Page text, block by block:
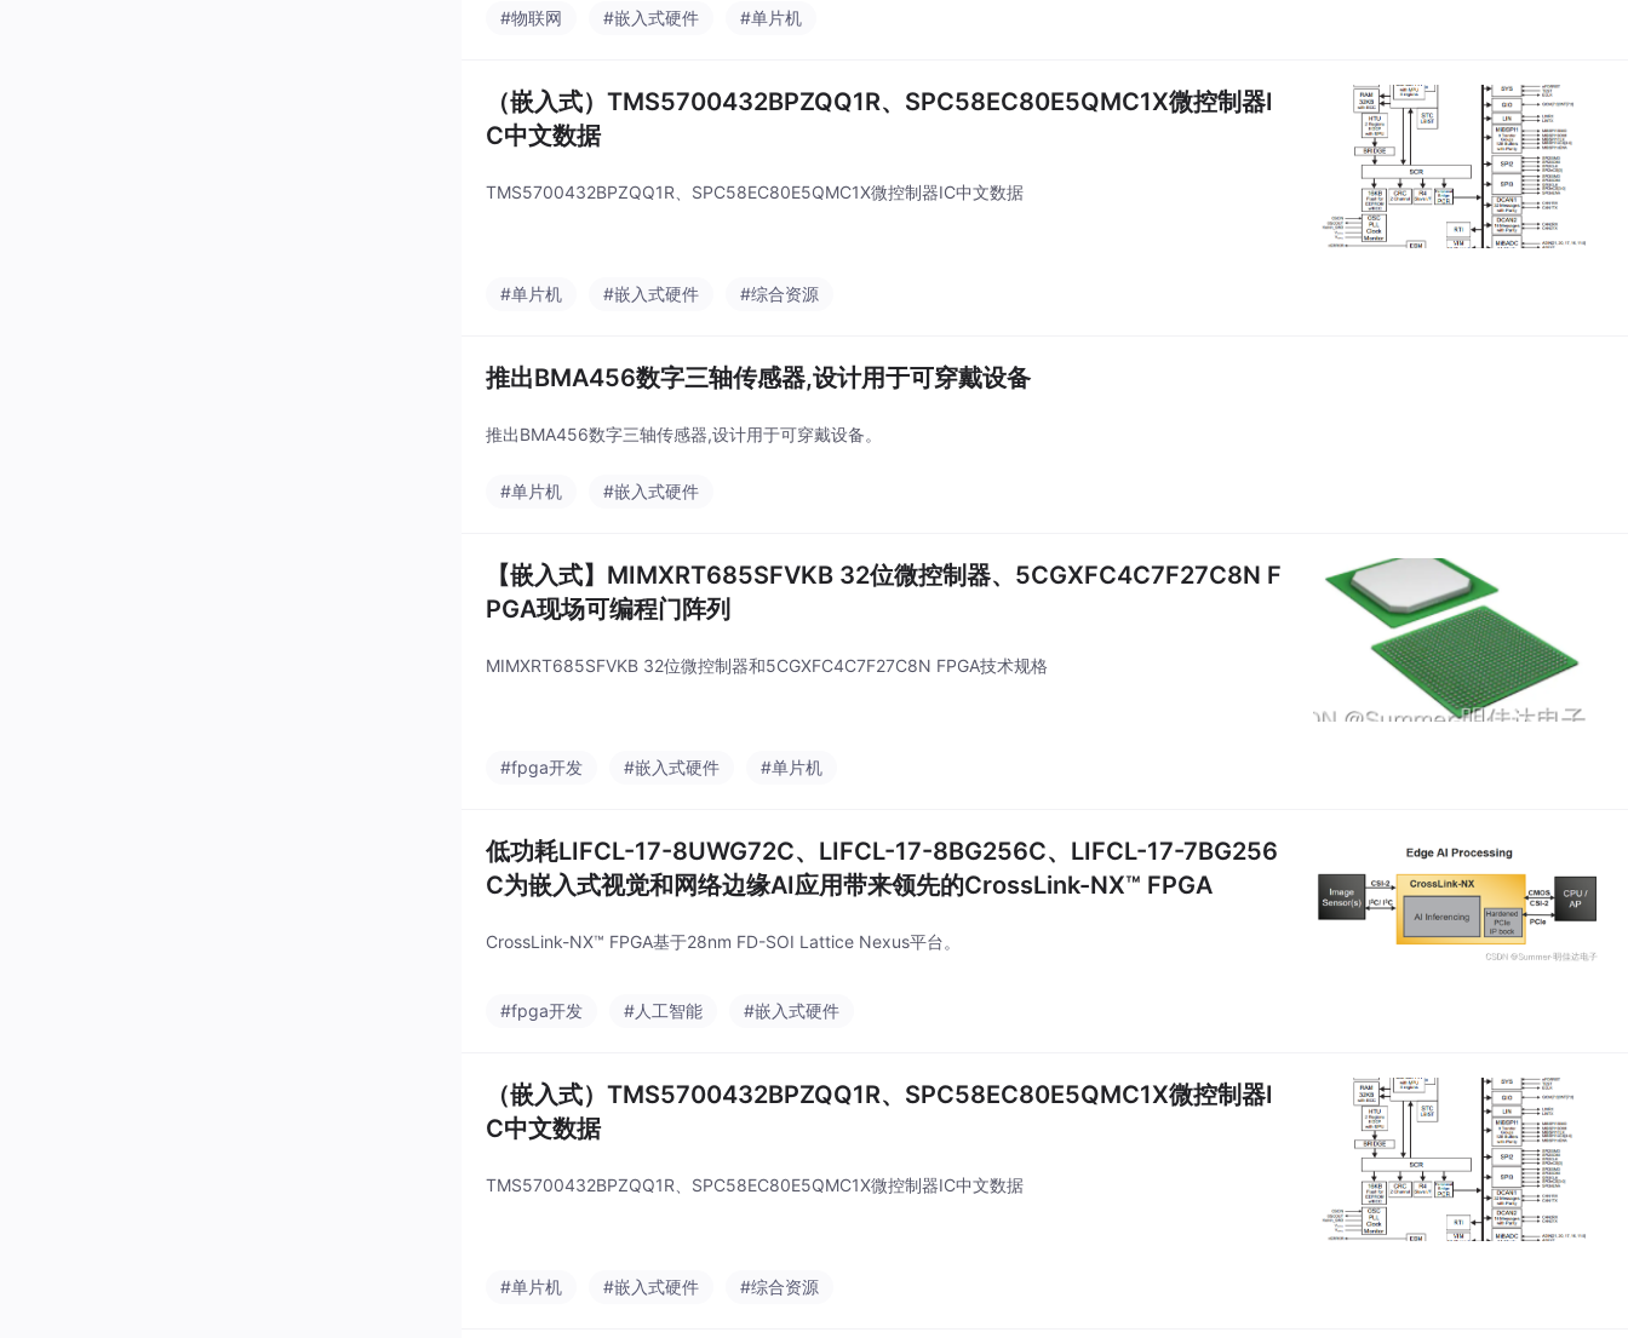
#物联网 #嵌入式硬件 #单片机
（嵌入式）TMS5700432BPZQQ1R、SPC58EC80E5QMC1X微控制器I
C中文数据
TMS5700432BPZQQ1R、SPC58EC80E5QMC1X微控制器IC中文数据
#单片机 #嵌入式硬件 #综合资源
推出BMA456数字三轴传感器,设计用于可穿戴设备
推出BMA456数字三轴传感器,设计用于可穿戴设备。
#单片机 #嵌入式硬件
【嵌入式】MIMXRT685SFVKB 32位微控制器、5CGXFC4C7F27C8N F
PGA现场可编程门阵列
MIMXRT685SFVKB 32位微控制器和5CGXFC4C7F27C8N FPGA技术规格
#fpga开发 #嵌入式硬件 #单片机
低功耗LIFCL-17-8UWG72C、LIFCL-17-8BG256C、LIFCL-17-7BG256
C为嵌入式视觉和网络边缘AI应用带来领先的CrossLink-NX™ FPGA
CrossLink-NX™ FPGA基于28nm FD-SOI Lattice Nexus平台。
#fpga开发 #人工智能 #嵌入式硬件
（嵌入式）TMS5700432BPZQQ1R、SPC58EC80E5QMC1X微控制器I
C中文数据
TMS5700432BPZQQ1R、SPC58EC80E5QMC1X微控制器IC中文数据
#单片机 #嵌入式硬件 #综合资源